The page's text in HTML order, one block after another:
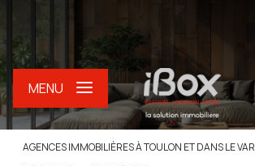
MENU
AGENCES IMMOBILIÈRES À TOULON ET DANS LE VAR